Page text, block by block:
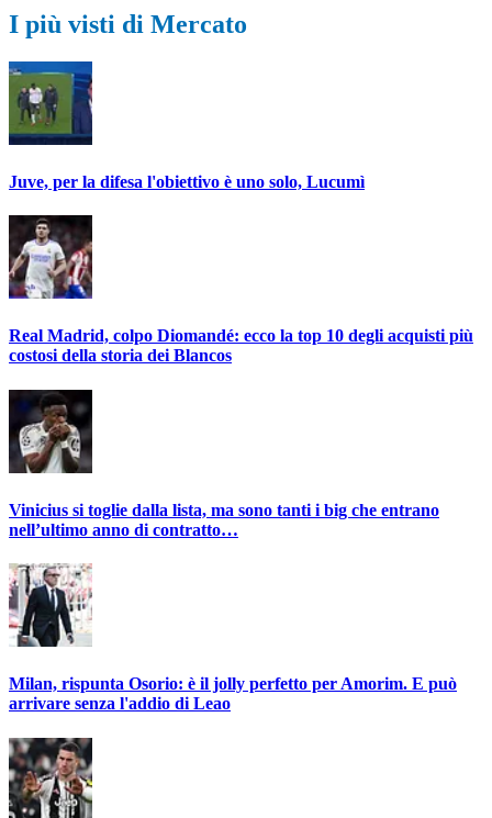
I più visti di Mercato
Juve, per la difesa l'obiettivo è uno solo, Lucumì
Real Madrid, colpo Diomandé: ecco la top 10 degli acquisti più
costosi della storia dei Blancos
Vinicius si toglie dalla lista, ma sono tanti i big che entrano
nell’ultimo anno di contratto…
Milan, rispunta Osorio: è il jolly perfetto per Amorim. E può
arrivare senza l'addio di Leao